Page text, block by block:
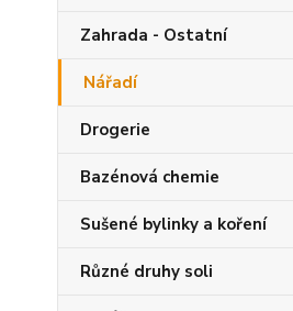
Zahrada - Ostatní
Nářadí
Drogerie
Bazénová chemie
Sušené bylinky a koření
Různé druhy soli